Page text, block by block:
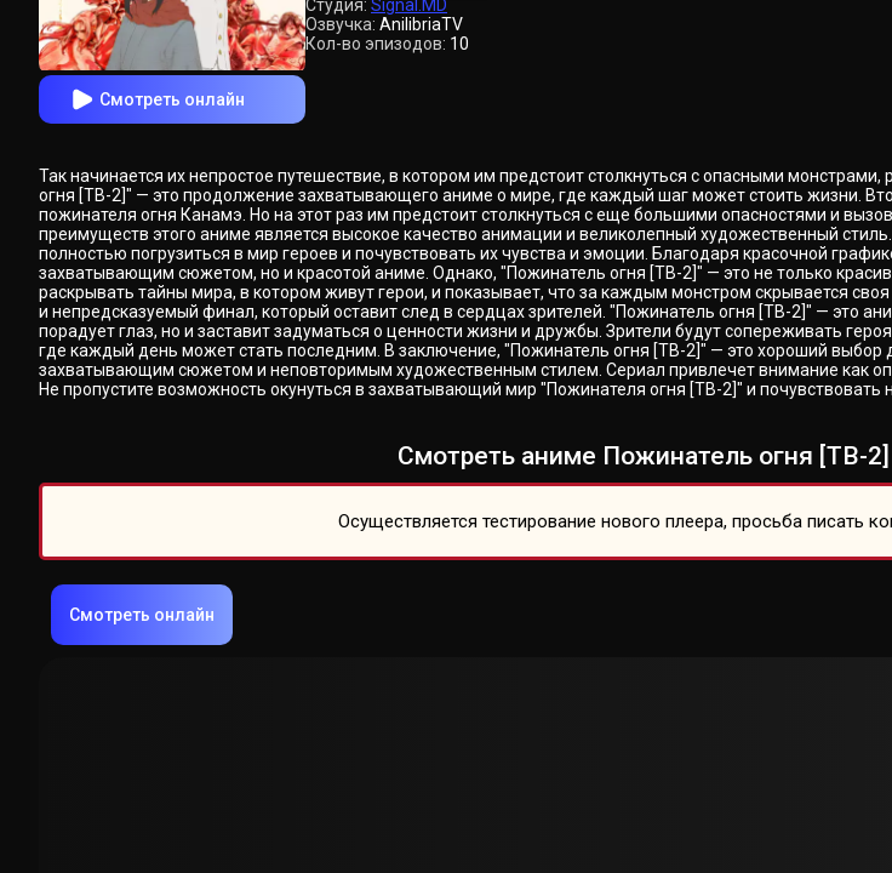
Смотреть онлайн
Студия: Signal.MD
Озвучка: AnilibriaTV
Кол-во эпизодов: 10
Так начинается их непростое путешествие, в котором им предстоит столкнуться с опасными
огня [ТВ-2]" — это продолжение захватывающего аниме о мире, где каждый шаг может стоить жизни.
пожинателя огня Канамэ. Но на этот раз им предстоит столкнуться с еще большими опасностями и
преимуществ этого аниме является высокое качество анимации и великолепный художественный
полностью погрузиться в мир героев и почувствовать их чувства и эмоции. Благодаря красочной
захватывающим сюжетом, но и красотой аниме. Однако, "Пожинатель огня [ТВ-2]" — это не только
раскрывать тайны мира, в котором живут герои, и показывает, что за каждым монстром скрывается
и непредсказуемый финал, который оставит след в сердцах зрителей. "Пожинатель огня [ТВ-2]" — это
порадует глаз, но и заставит задуматься о ценности жизни и дружбы. Зрители будут сопереживать
где каждый день может стать последним. В заключение, "Пожинатель огня [ТВ-2]" — это хороший
захватывающим сюжетом и неповторимым художественным стилем. Сериал привлечет внимание как
Не пропустите возможность окунуться в захватывающий мир "Пожинателя огня [ТВ-2]" и почувствовать
Смотреть аниме Пожинатель огня [ТВ-
Осуществляется тестирование нового плеера, просьба писать
Смотреть онлайн